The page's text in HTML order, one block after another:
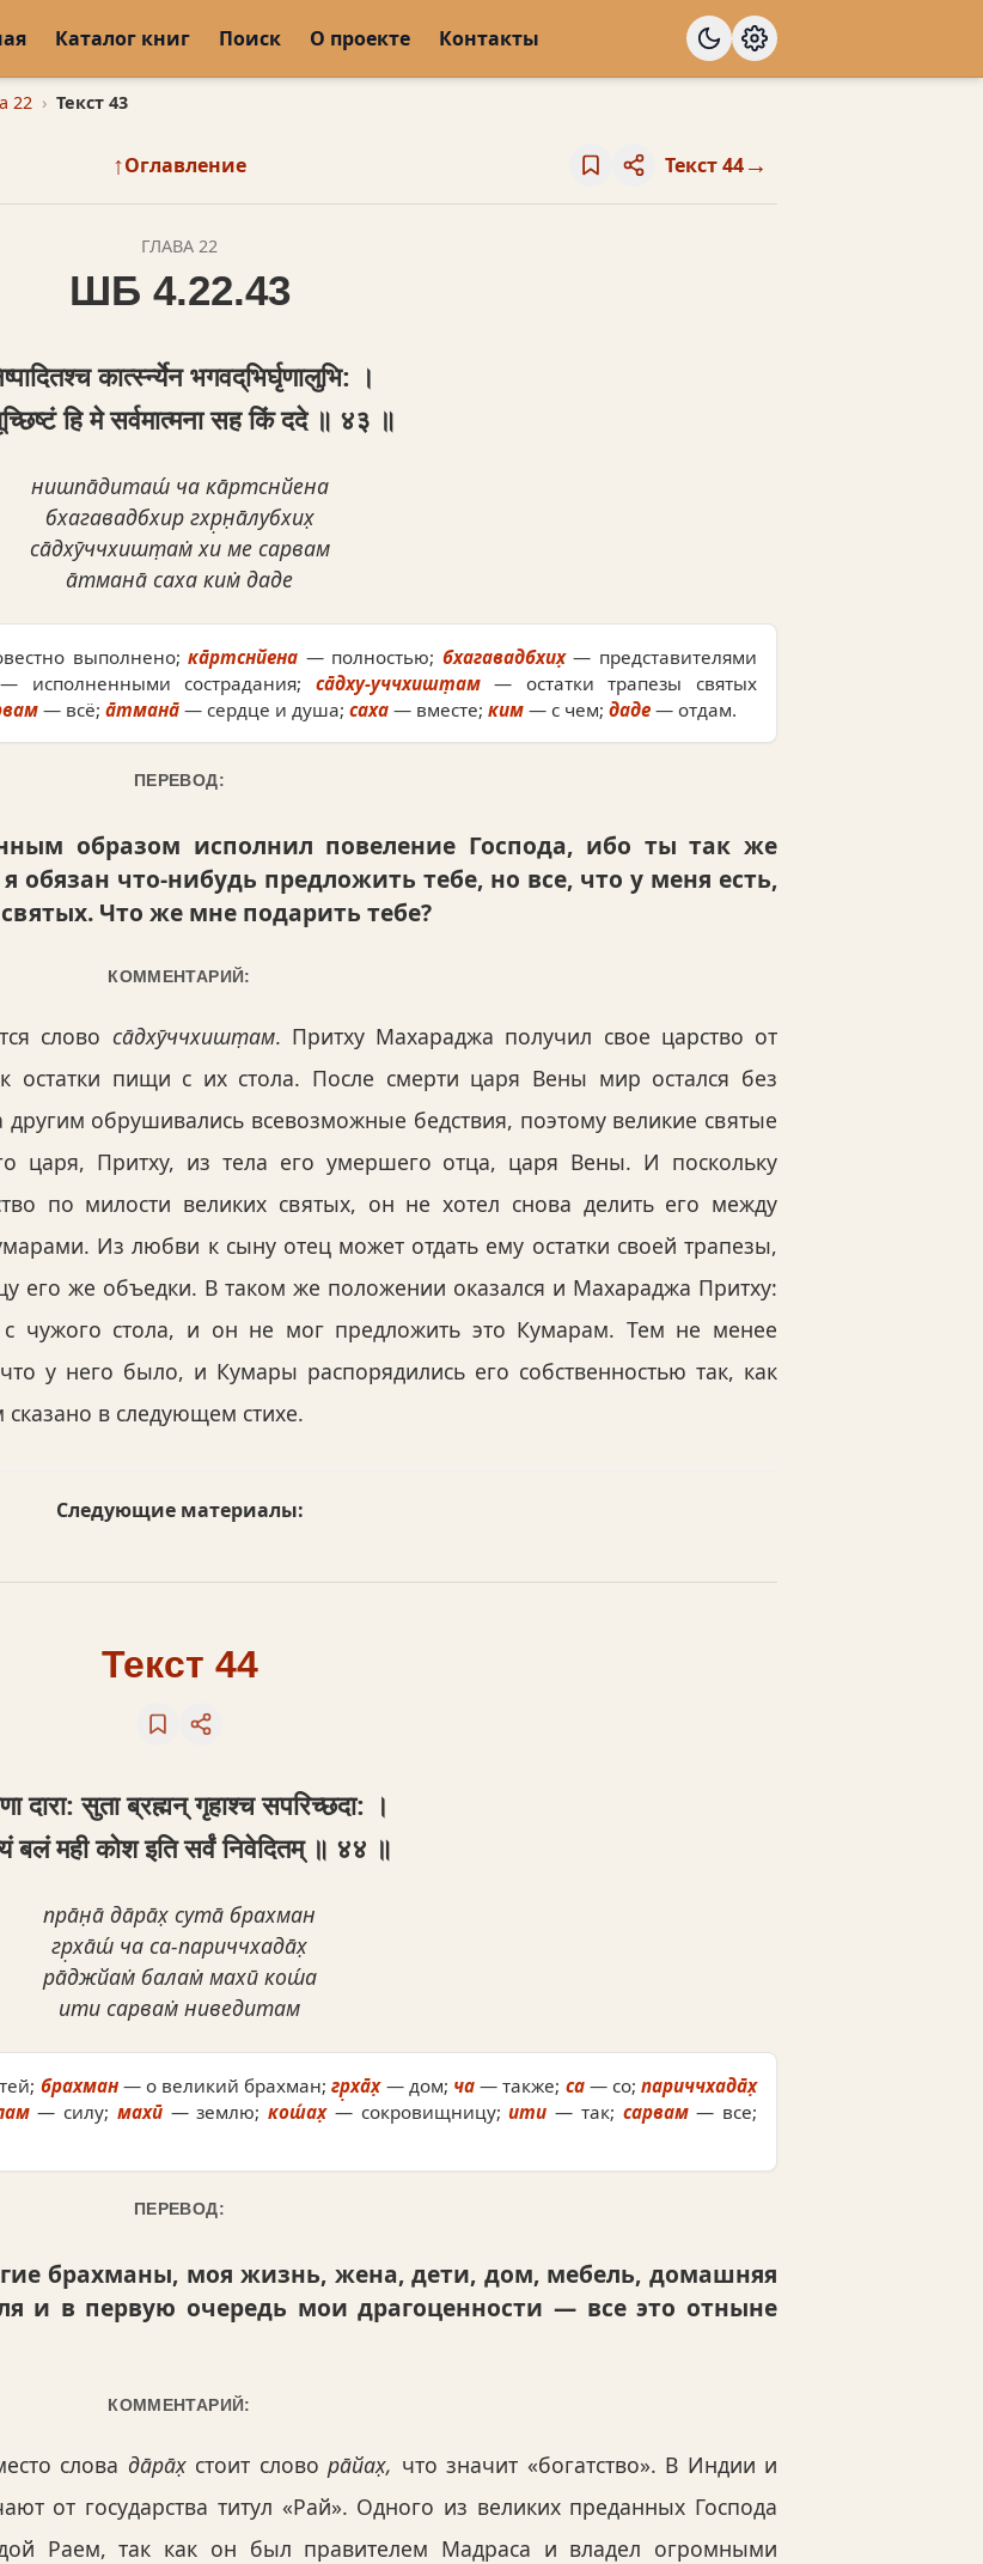
Каталог книг Поиск О проекте Контакты
22 Текст 43
↑Оглавление Текст 44→
ГЛАВА 22
ШБ 4.22.43
कार्त्स्‍न्येन भगवद्‌भिर्घृणालुभि: ।
हि मे सर्वमात्मना सह किं ददे ॥ ४३ ॥
нишпа̄диташ́ ча ка̄ртснйена
бхагавадбхир гхр̣н̣а̄лубхих̣
са̄дхӯччхишт̣ам̇ хи ме сарвам
а̄тмана̄ саха ким̇ даде
выполнено;ка̄ртснйена — полностью; бхагавадбхих̣— представителями
исполненными сострадания; са̄дху-уччхишт̣ам— остатки трапезы святых
— всё; а̄тмана̄ — сердце и душа; саха — вместе; ким — с чем; даде — отдам.
ПЕРЕВОД:
образом исполнил повеление Господа, ибо ты так же
обязан что-нибудь предложить тебе, но все, что у меня есть,
Что же мне подарить тебе?
КОММЕНТАРИЙ:
слово са̄дхӯччхишт̣ам. Притху Махараджа получил свое царство от
остатки пищи с их стола. После смерти царя Вены мир остался без
обрушивались всевозможные бедствия, поэтому великие святые
царя, Притху, из тела его умершего отца, царя Вены. И поскольку
по милости великих святых, он не хотел снова делить его между
Из любви к сыну отец может отдать ему остатки своей трапезы,
его же объедки. В таком же положении оказался и Махараджа Притху:
чужого стола, и он не мог предложить это Кумарам. Тем не менее
у него было, и Кумары распорядились его собственностью так, как
в следующем стихе.
Следующие материалы:
Текст 44
दारा: सुता ब्रह्मन् गृहाश्च सपरिच्छदा: ।
बलं मही कोश इति सर्वं निवेदितम् ॥ ४४ ॥
пра̄н̣а̄ да̄ра̄х̣ сута̄ брахман
гр̣ха̄ш́ ча са-париччхада̄х̣
ра̄джйам̇ балам̇ махӣ кош́а
ити сарвам̇ ниведитам
брахман— о великий брахман;гр̣ха̄х̣— дом; ча — также; са— со;париччхада̄х̣
— силу; махӣ— землю; кош́ах̣— сокровищницу;ити — так; сарвам— все;
ПЕРЕВОД:
брахманы, моя жизнь, жена, дети, дом, мебель, домашняя
и в первую очередь мои драгоценности — все это отныне
КОММЕНТАРИЙ:
слова да̄ра̄х̣стоит слово ра̄йах̣, что значит «богатство». В Индии и
от государства титул «Рай». Одного из великих преданных Господа
Раем, так как он был правителем Мадраса и владел огромными